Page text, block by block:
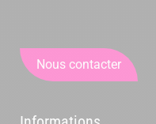
Nous contacter